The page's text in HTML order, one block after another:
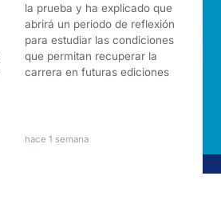
la prueba y ha explicado que
abrirá un periodo de reflexión
para estudiar las condiciones
que permitan recuperar la
carrera en futuras ediciones
hace 1 semana